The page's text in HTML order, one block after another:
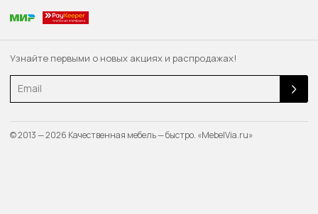
Узнайте первыми о новых акциях и распродажах!
Email
© 2013 — 2026 Качественная мебель — быстро. «MebelVia.ru»